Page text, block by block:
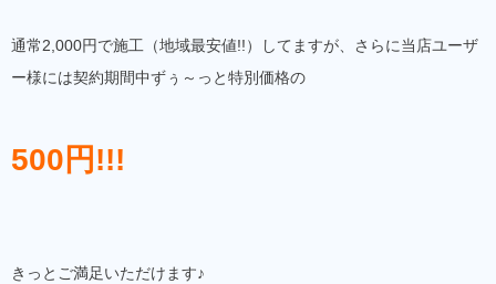
通常2,000円で施工（地域最安値!!）してますが、さらに当店ユーザ
ー様には契約期間中ずぅ～っと特別価格の
500円!!!
きっとご満足いただけます♪